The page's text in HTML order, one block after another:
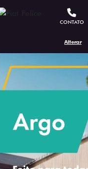
CONTATO
Alterar